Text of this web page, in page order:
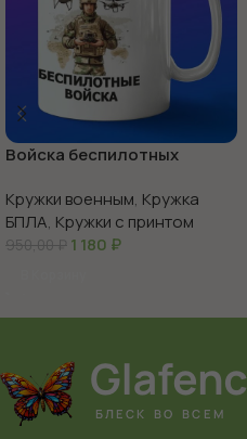
Войска беспилотных
Кружки военным, Кружка
БПЛА, Кружки с принтом
950,00₽ 1 180 ₽